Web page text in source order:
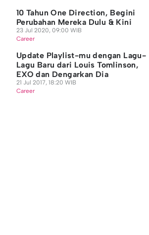
10 Tahun One Direction, Begini
Perubahan Mereka Dulu & Kini
23 Jul 2020, 09:00 WIB
Career
Update Playlist-mu dengan Lagu-
Lagu Baru dari Louis Tomlinson,
EXO dan Dengarkan Dia
21 Jul 2017, 18:20 WIB
Career